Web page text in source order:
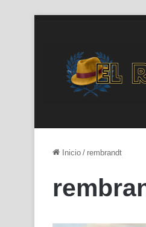
Inicio / rembrandt